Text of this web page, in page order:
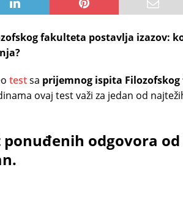
fakulteta postavlja izazov:
testsa prijemnog ispita
ovaj test važi za jedan od
odgovora